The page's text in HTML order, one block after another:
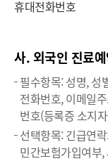
휴대전화번호
사. 외국인 진료
필수항목: 성명, 성
전화번호, 이메일
번호(등록증 소지
선택항목: 긴급연
민간보험가입여부,